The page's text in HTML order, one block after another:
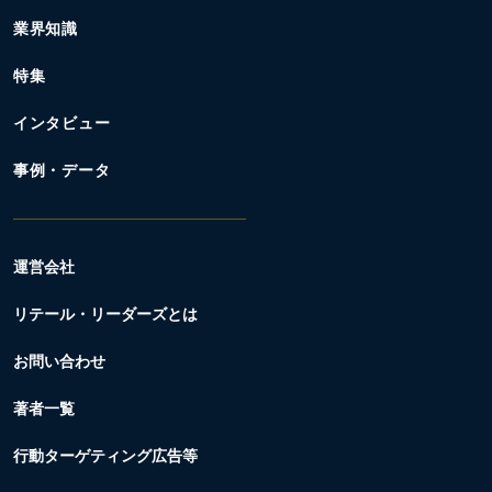
業界知識
特集
インタビュー
事例・データ
運営会社
リテール・リーダーズとは
お問い合わせ
著者一覧
行動ターゲティング広告等